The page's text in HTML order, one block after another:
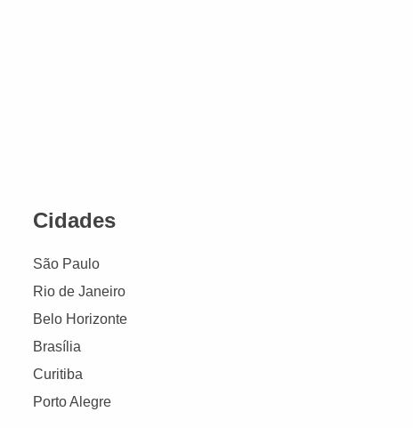
Cidades
São Paulo
Rio de Janeiro
Belo Horizonte
Brasília
Curitiba
Porto Alegre